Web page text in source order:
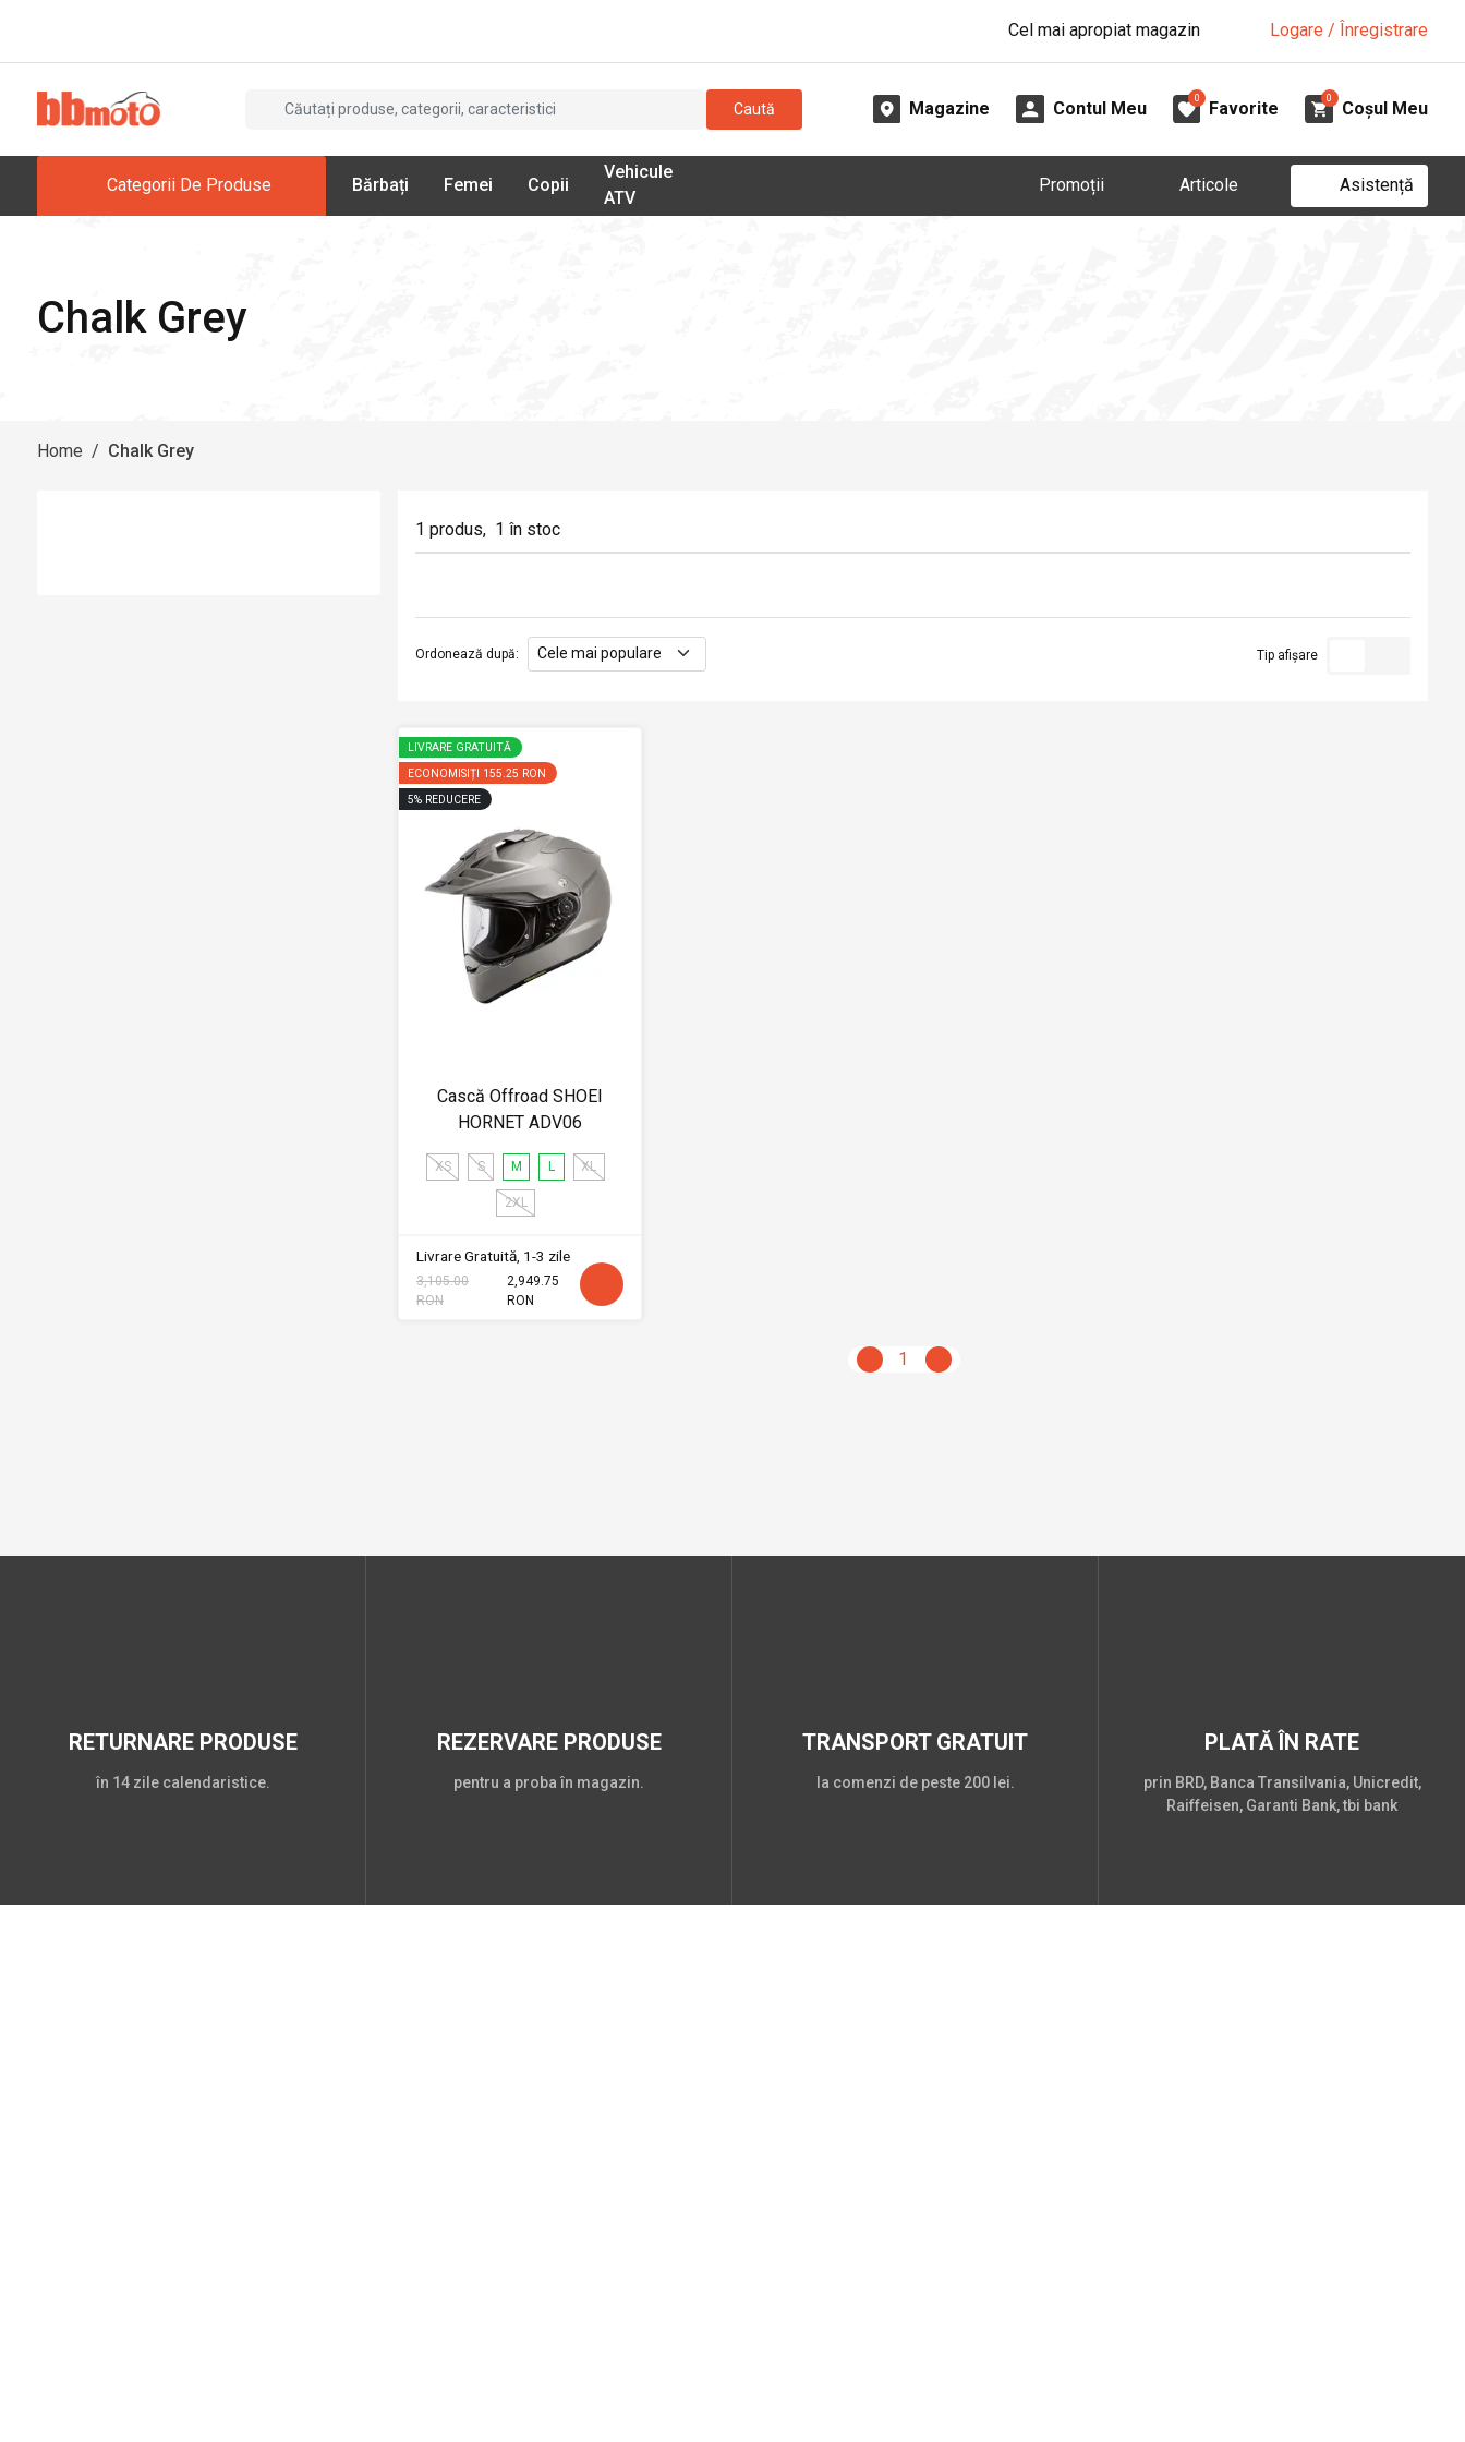
Cel mai apropiat magazin Logare / Înregistrare
Caută Magazine Contul Meu
0
Favorite
0
Coșul Meu
Categorii De Produse Bărbați Femei Copii
Vehicule
ATV
Promoții Articole Asistență
Chalk Grey
Home / Chalk Grey
1 produs, 1 în stoc
Ordonează după: Tip afișare
LIVRARE GRATUITĂ
ECONOMISIȚI 155.25 RON
5% REDUCERE
Cască Offroad SHOEI
HORNET ADV06
XS S M L XL
2XL
Livrare Gratuită, 1-3 zile
3,105.00
RON
2,949.75
RON
1
RETURNARE PRODUSE
în 14 zile calendaristice.
REZERVARE PRODUSE
pentru a proba în magazin.
TRANSPORT GRATUIT
la comenzi de peste 200 lei.
PLATĂ ÎN RATE
prin BRD, Banca Transilvania, Unicredit,
Raiffeisen, Garanti Bank, tbi bank